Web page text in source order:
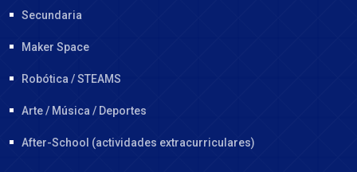
Secundaria
Maker Space
Robótica / STEAMS
Arte / Música / Deportes
After-School (actividades extracurriculares)